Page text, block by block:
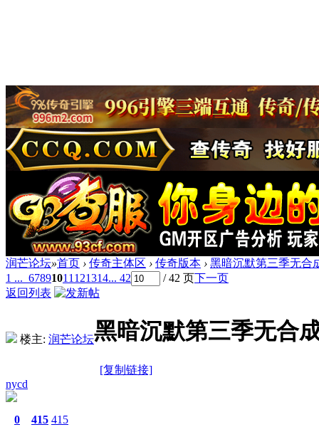
润芒论坛»首页 › 传奇主体区 › 传奇版本 › 黑暗沉默第三季无合
1 ... 67891011 121314... 42 / 42 页下一页
返回列表
楼主: 润芒论坛黑暗沉默第三季无合
[复制链接]
nycd
0 415 415